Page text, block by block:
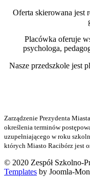
Oferta skierowana jest
Placówka oferuje
psychologa,
Nasze przedszkole jest
Zarządzenie Prezydenta
określenia terminów
uzupełniającego w roku
których Miasto Racibórz jest
© 2020 Zespół Szkolno-
Templates by Joomla-